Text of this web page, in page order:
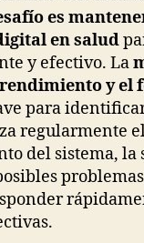
es
en salud
y efectivo. La
y el
para
regularmente
del sistema, la